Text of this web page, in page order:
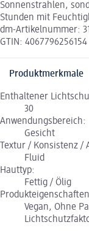
Sonnenstrahlen,
Stunden mit
dm-Artikelnummer:
GTIN: 4067796256154
Produktmerkmale
Enthaltener
30
Anwendungsbereich:
Gesicht
Textur / Konsistenz /
Fluid
Hauttyp:
Fettig / Ölig
Vegan, Ohne